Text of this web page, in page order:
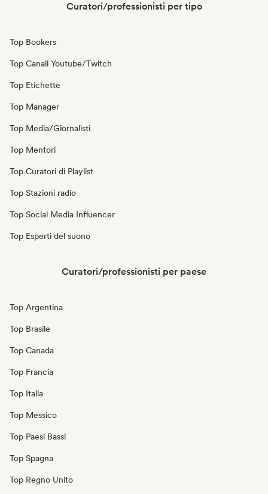
Curatori/professionisti per tipo
Top Bookers
Top Canali Youtube/Twitch
Top Etichette
Top Manager
Top Media/Giornalisti
Top Mentori
Top Curatori di Playlist
Top Stazioni radio
Top Social Media Influencer
Top Esperti del suono
Curatori/professionisti per paese
Top Argentina
Top Brasile
Top Canada
Top Francia
Top Italia
Top Messico
Top Paesi Bassi
Top Spagna
Top Regno Unito